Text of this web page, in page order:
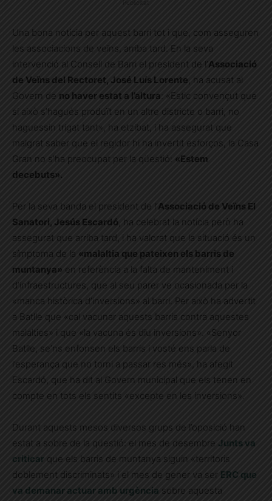
Una bona notícia per aquest barri tot i que, com asseguren
les associacions de veïns, arriba tard. En la seva
intervenció al Consell de Barri el president de l’Associació
de Veïns del Rectoret, José Luís Lorente, ha acusat al
Govern de no haver estat a l’altura: «Estic convençut que
si això s’hagués produït en un altre districte o barri, no
haguessin trigat tant», ha etzibat, i ha assegurat que
malgrat saber que el regidor hi ha invertit esforços, la Casa
Gran no s’ha preocupat per la qüestió: «Estem
decebuts».
Per la seva banda el president de l’Associació de Veïns El
Sanatori, Jesús Escardó , ha celebrat la notícia però ha
assegurat que arriba tard, i ha valorat que la situació és un
símptoma de la «malaltia que pateixen els barris de
muntanya» en referència a la falta de manteniment i
d’infraestructures, que al seu parer ve ocasionada per la
«manca històrica d’inversions» al barri. Per això ha advertit
a Batlle que «cal vacunar aquests barris contra aquestes
malalties» i que «la vacuna és diu inversions». «Senyor
Batlle, se’ns enfonsen els barris i vosté ens parla de
l’esperança que no torni a passar res més», ha afegit
Escardó, que ha dit al Govern municipal que els tenen en
compte en tots els sentits «excepte en les inversions».
Durant aquests mesos diversos grups de l’oposició han
estat a sobre de la qüestió: el mes de desembre Junts va
criticar que els barris de muntanya siguin «territoris
doblement discriminats» i el mes de gener va ser
ERC que
va demanar actuar amb urgència sobre aquesta